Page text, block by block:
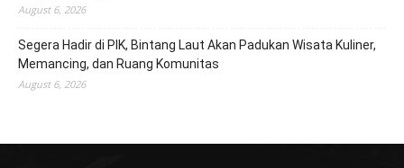
August 6, 2026
Segera Hadir di PIK, Bintang Laut Akan Padukan Wisata Kuliner,
Memancing, dan Ruang Komunitas
August 6, 2026